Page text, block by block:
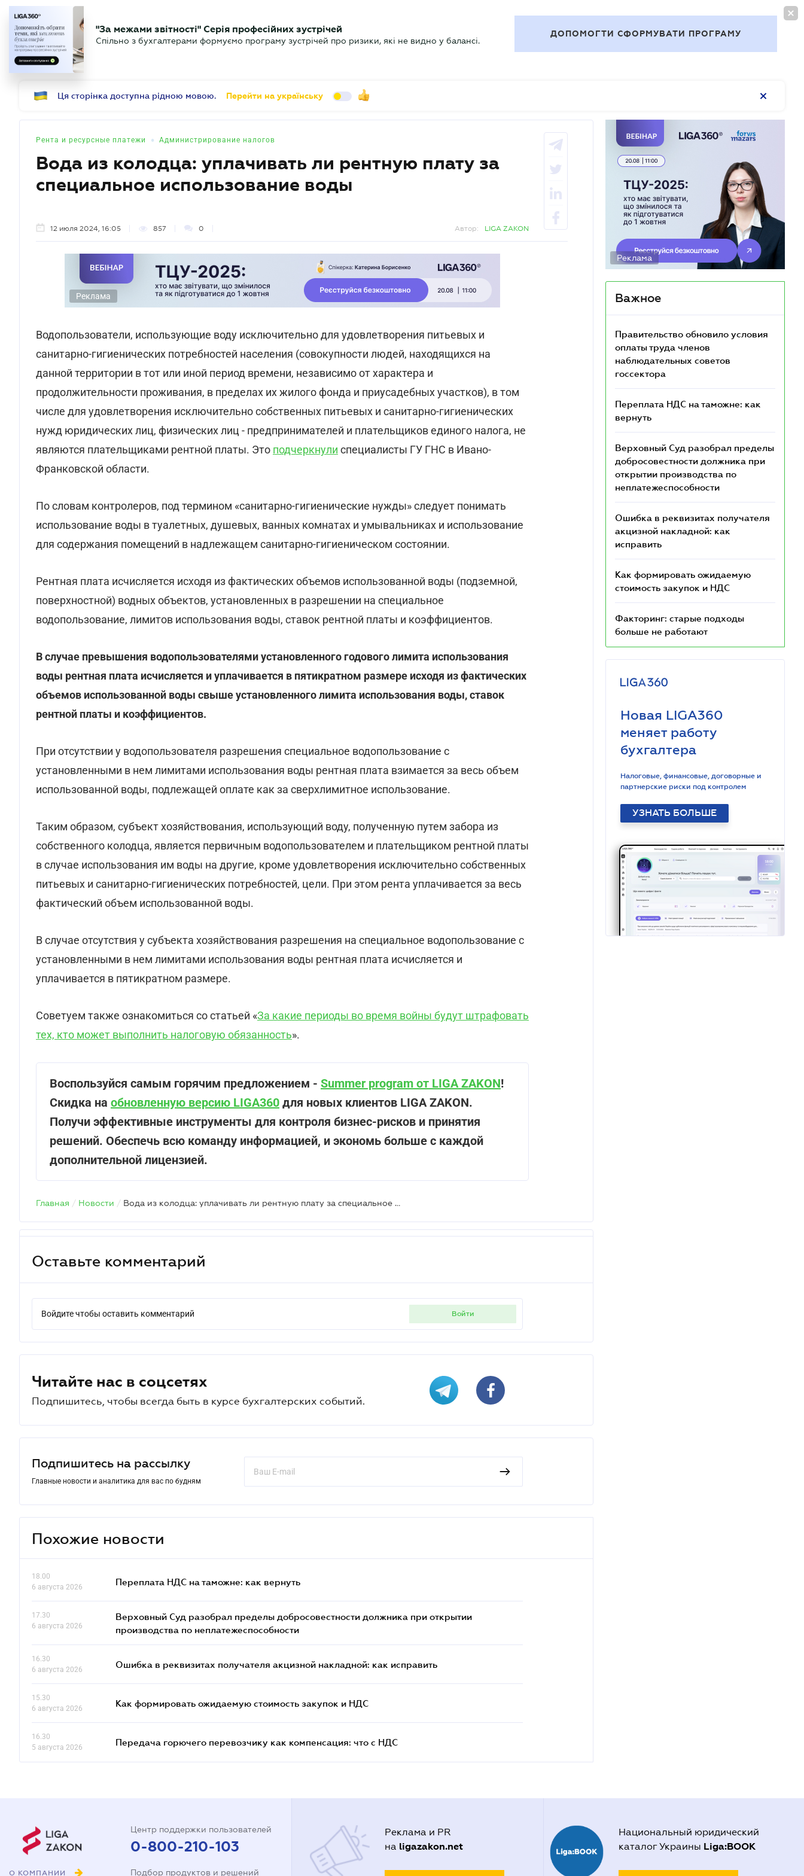
БУХГАЛТЕР Новости Аналитика Календарь Актуально
"За межами звітності" Серія професійних зустрічей
Спільно з бухгалтерами формуємо програму зустрічей про ризики, які не видно у балансі.
ДОПОМОГТИ СФОРМУВАТИ ПРОГРАМУ
Ця сторінка доступна рідною мовою. Перейти на українську
Рента и ресурсные платежи • Администрирование налогов
Вода из колодца: уплачивать ли рентную плату за
специальное использование воды
12 июля 2024, 16:05 857 0 Автор: LIGA ZAKON
Реклама
Водопользователи, использующие воду исключительно для удовлетворения питьевых и
санитарно-гигиенических потребностей населения (совокупности людей, находящихся на
данной территории в тот или иной период времени, независимо от характера и
продолжительности проживания, в пределах их жилого фонда и приусадебных участков), в том
числе для удовлетворения исключительно собственных питьевых и санитарно-гигиенических
нужд юридических лиц, физических лиц - предпринимателей и плательщиков единого налога, не
являются плательщиками рентной платы. Это подчеркнули специалисты ГУ ГНС в Ивано-
Франковской области.
По словам контролеров, под термином «санитарно-гигиенические нужды» следует понимать
использование воды в туалетных, душевых, ванных комнатах и умывальниках и использование
для содержания помещений в надлежащем санитарно-гигиеническом состоянии.
Рентная плата исчисляется исходя из фактических объемов использованной воды (подземной,
поверхностной) водных объектов, установленных в разрешении на специальное
водопользование, лимитов использования воды, ставок рентной платы и коэффициентов.
В случае превышения водопользователями установленного годового лимита использования
воды рентная плата исчисляется и уплачивается в пятикратном размере исходя из фактических
объемов использованной воды свыше установленного лимита использования воды, ставок
рентной платы и коэффициентов.
При отсутствии у водопользователя разрешения специальное водопользование с
установленными в нем лимитами использования воды рентная плата взимается за весь объем
использованной воды, подлежащей оплате как за сверхлимитное использование.
Таким образом, субъект хозяйствования, использующий воду, полученную путем забора из
собственного колодца, является первичным водопользователем и плательщиком рентной платы
в случае использования им воды на другие, кроме удовлетворения исключительно собственных
питьевых и санитарно-гигиенических потребностей, цели. При этом рента уплачивается за весь
фактический объем использованной воды.
В случае отсутствия у субъекта хозяйствования разрешения на специальное водопользование с
установленными в нем лимитами использования воды рентная плата исчисляется и
уплачивается в пятикратном размере.
Советуем также ознакомиться со статьей «За какие периоды во время войны будут штрафовать
тех, кто может выполнить налоговую обязанность».
Воспользуйся самым горячим предложением - Summer program от LIGA ZAKON!
Скидка на обновленную версию LIGA360 для новых клиентов LIGA ZAKON.
Получи эффективные инструменты для контроля бизнес-рисков и принятия
решений. Обеспечь всю команду информацией, и экономь больше с каждой
дополнительной лицензией.
Главная / Новости / Вода из колодца: уплачивать ли рентную плату за специальное использование воды
Оставьте комментарий
Войдите чтобы оставить комментарий войти
Читайте нас в соцсетях
Подпишитесь, чтобы всегда быть в курсе бухгалтерских событий.
Подпишитесь на рассылку
Главные новости и аналитика для вас по будням
Похожие новости
18.00
6 августа 2026
Переплата НДС на таможне: как вернуть
17.30
6 августа 2026
Верховный Суд разобрал пределы добросовестности должника при открытии
производства по неплатежеспособности
16.30
6 августа 2026
Ошибка в реквизитах получателя акцизной накладной: как исправить
15.30
6 августа 2026
Как формировать ожидаемую стоимость закупок и НДС
16.30
5 августа 2026
Передача горючего перевозчику как компенсация: что с НДС
Реклама
Важное
Правительство обновило условия
оплаты труда членов
наблюдательных советов
госсектора
Переплата НДС на таможне: как
вернуть
Верховный Суд разобрал пределы
добросовестности должника при
открытии производства по
неплатежеспособности
Ошибка в реквизитах получателя
акцизной накладной: как
исправить
Как формировать ожидаемую
стоимость закупок и НДС
Факторинг: старые подходы
больше не работают
Новая LIGA360
меняет работу
бухгалтера
Налоговые, финансовые, договорные и
партнерские риски под контролем
УЗНАТЬ БОЛЬШЕ
О КОМПАНИИ
Центр поддержки пользователей
0-800-210-103
Подбор продуктов и решений
Реклама и PR
на ligazakon.net
Национальный юридический
каталог Украины Liga:BOOK